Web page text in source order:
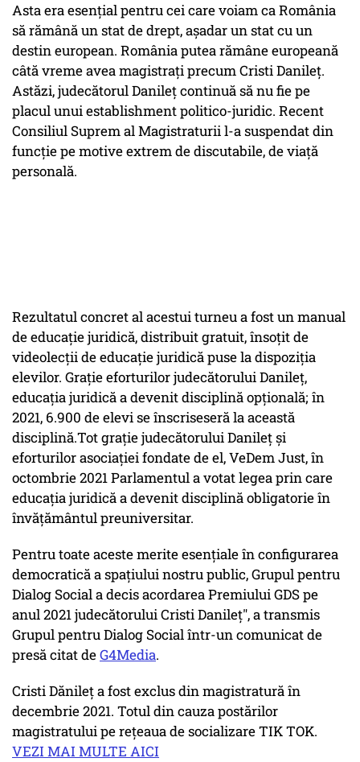
Asta era esențial pentru cei care voiam ca România
să rămână un stat de drept, așadar un stat cu un
destin european. România putea rămâne europeană
câtă vreme avea magistrați precum Cristi Danileț.
Astăzi, judecătorul Danileț continuă să nu fie pe
placul unui establishment politico-juridic. Recent
Consiliul Suprem al Magistraturii l-a suspendat din
funcție pe motive extrem de discutabile, de viață
personală.
Rezultatul concret al acestui turneu a fost un manual
de educație juridică, distribuit gratuit, însoțit de
videolecții de educație juridică puse la dispoziția
elevilor. Grație eforturilor judecătorului Danileț,
educația juridică a devenit disciplină opțională; în
2021, 6.900 de elevi se înscriseseră la această
disciplină.Tot grație judecătorului Danileț și
eforturilor asociației fondate de el, VeDem Just, în
octombrie 2021 Parlamentul a votat legea prin care
educația juridică a devenit disciplină obligatorie în
învățământul preuniversitar.
Pentru toate aceste merite esențiale în configurarea
democratică a spațiului nostru public, Grupul pentru
Dialog Social a decis acordarea Premiului GDS pe
anul 2021 judecătorului Cristi Danileț", a transmis
Grupul pentru Dialog Social într-un comunicat de
presă citat deG4Media.
Cristi Dănileţ a fost exclus din magistratură în
decembrie 2021. Totul din cauza postărilor
magistratului pe reţeaua de socializare TIK TOK.
VEZI MAI MULTE AICI